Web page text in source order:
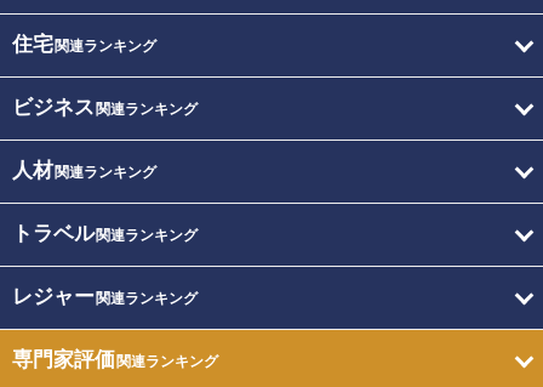
住宅関連ランキング
ビジネス 関連ランキング
人材関連ランキング
トラベル関連ランキング
レジャー関連ランキング
専門家評価関連ランキング